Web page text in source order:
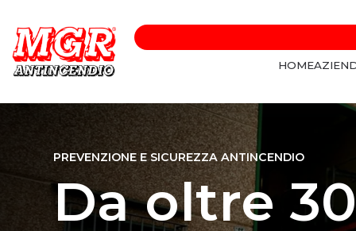
HOME
PREVENZIONE E SICUREZZA ANTINCENDIO
Da oltre